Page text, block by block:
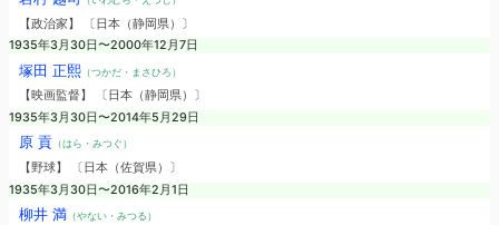
【政治家】 〔日本（静岡県）〕
1935年3月30日〜2000年12月7日
塚田 正熙（つかだ・まさひろ）
【映画監督】 〔日本（静岡県）〕
1935年3月30日〜2014年5月29日
原 貢 （はら・みつぐ）
【野球】 〔日本（佐賀県）〕
1935年3月30日〜2016年2月1日
柳井 満（やない・みつる）